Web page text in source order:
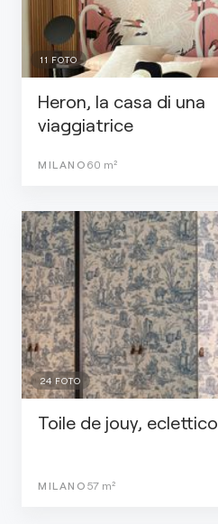
11 FOTO
Heron, la casa di una
viaggiatrice
MILANO 60 m²
24 FOTO
Toile de jouy, eclettico
MILANO 57 m²